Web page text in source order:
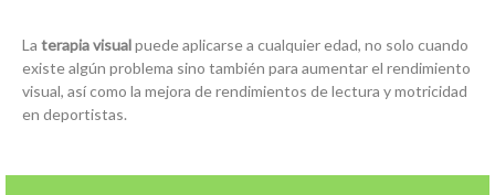
La terapia visualpuede aplicarse a cualquier edad, no solo cuando
existe algún problema sino también para aumentar el rendimiento
visual, así como la mejora de rendimientos de lectura y motricidad
en deportistas.